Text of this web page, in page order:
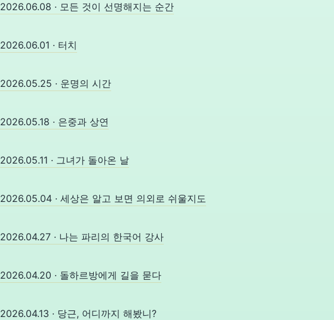
2026.06.08 · 모든 것이 선명해지는 순간
2026.06.01 · 터치
2026.05.25 · 운명의 시간
2026.05.18 · 은중과 상연
2026.05.11 · 그녀가 돌아온 날
2026.05.04 · 세상은 알고 보면 의외로 쉬울지도
2026.04.27 · 나는 파리의 한국어 강사
2026.04.20 · 돌하르방에게 길을 묻다
2026.04.13 · 당근, 어디까지 해봤니?